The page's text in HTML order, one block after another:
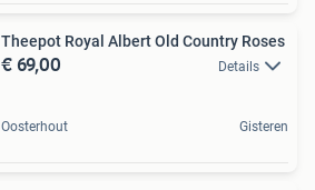
Theepot Royal Albert Old Country Roses
€ 69,00 Details
Oosterhout Gisteren